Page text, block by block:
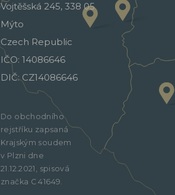
Vojtěšská 245, 338 05
Mýto
Czech Republic
IČO: 14086646
DIČ: CZ14086646
Do obchodního
rejstříku zapsaná
Krajským soudem
v Plzni dne
21.12.2021, spisová
značka C 41649.